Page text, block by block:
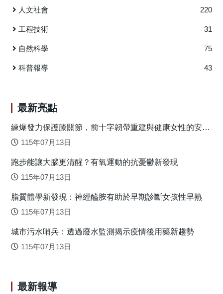
研究顯示，資訊若同時「及時」與「精確」，對緩解孤獨感
待命」的雙面刃 資訊即時性同時具「工作要求」特質。
若組織過度追求即時回應，及時性可能成為技術壓力
（Technostress）源。對需照顧家庭的員工而言，即便資訊準
確，高頻及時訊息仍會干擾家庭角色，削弱準確資訊的保護
的研究顯示，孤獨感對幸福感的負面效應（間接效應係數
0.19）遠大於「工作—家庭衝突」（0.08）的影響。這提醒管
理者，除了關注家庭界線，更應重視社交連結的重建，避免
心理孤立侵蝕幸福感。 結論：重塑遠距溝通 員工幸福感的
性界線，保護家庭領域。 心理連結：結合「及時」與「精
確」的互動，消除社交孤立，緩解孤獨感。 遠距辦公不
員工幸福感與組織連結的工作模式。 圖1：研究結果 原
文出處：Chuang, Y. T., Chiang, H. L., & Lin, A. P. (2024).
being in remote work settings. Computers in Human
Behavior, 154, 108149.
人文社會 220
工程技術 31
自然科學 75
科普報導 43
最新亮點
練爆發力保護膝關節，前十字韌帶重建與健康女性的安全
落地關鍵
115年07月13日
跑步能讓大腦更清醒？有氧運動的抗憂鬱新發現
115年07月13日
脂質體學新發現：神經醯胺有助於早期診斷女孩性早熟
115年07月13日
城市污水哨兵：透過廢水監測揭示疫情後用藥新趨勢
115年07月13日
最新報導